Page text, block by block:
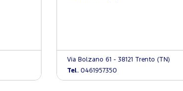
Via Bolzano 61 - 38121 Trento (TN)
Tel.0461957350